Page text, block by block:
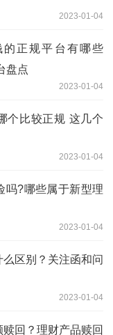
2023-01-04
正规平台有哪些
盘点
2023-01-04
个比较正规 这几个
2023-01-04
吗?哪些属于新型理
2023-01-04
区别？关注函和问
2023-01-04
回？理财产品赎回